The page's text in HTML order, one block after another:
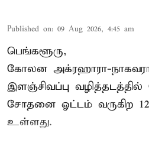
Published on: 09 Aug 2026, 4:45 am
பெங்களூரு,
கோலன அக்ரஹாரா-
இளஞ்சிவப்பு
சோதனை ஓட்டம் வருகிற
உள்ளது.